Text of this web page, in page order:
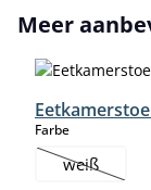
Productgalerij
Meer
Farbeselect
weiß
(Deze